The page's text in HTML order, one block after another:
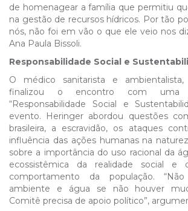
de homenagear a família que permitiu
na gestão de recursos hídricos. Por tão
nós, não foi em vão o que ele veio nos
Ana Paula Bissoli.
Responsabilidade Social e
O médico sanitarista e
finalizou o encontro com uma
“Responsabilidade Social e
evento. Heringer abordou questões
brasileira, a escravidão, os ataques
influência das ações humanas na
sobre a importância do uso racional da
ecossistêmica da realidade social e
comportamento da população.
ambiente e água se não houver
Comitê precisa de apoio político”,